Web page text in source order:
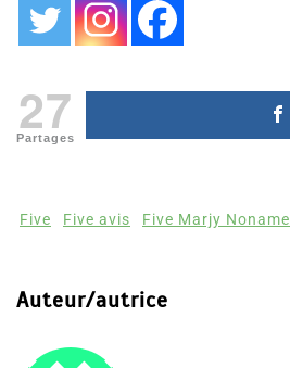
27
Partages
Five Five avis Five Marjy Noname
Auteur/autrice